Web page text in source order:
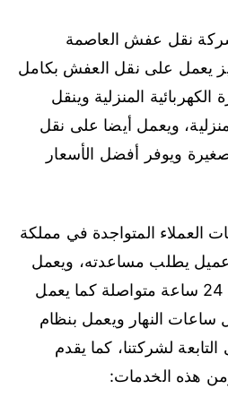
شركة نقل عفش العاصمة
يعمل على نقل العفش بكامل
المنزلية وينقل
منزلية، ويعمل أيضا على نقل
ويوفر أفضل الأسعار
العملاء المتواجدة في مملكة
عميل يطلب مساعدته، ويعمل
فريقنا المتميز على مدار 24 ساعة متواصلة كما يعمل
ساعات النهار ويعمل بنظام
لشركتنا، كما يقدم
هذه الخدمات: